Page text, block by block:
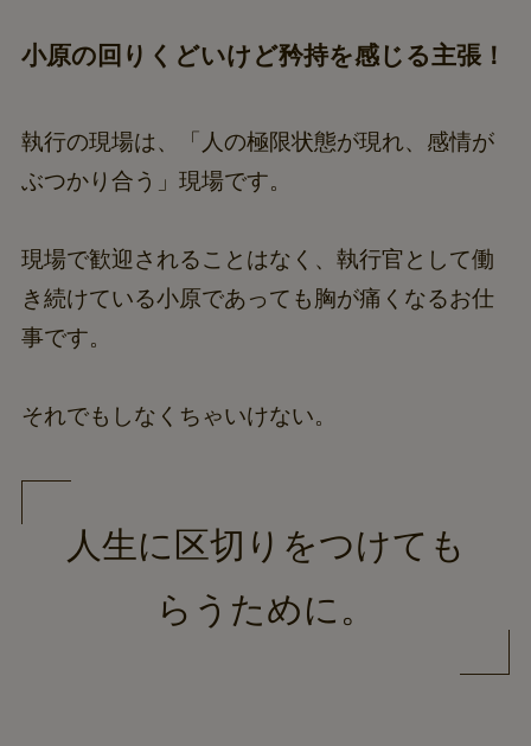
小原の回りくどいけど矜持を感じる主張！
執行の現場は、「人の極限状態が現れ、感情が
ぶつかり合う」現場です。
現場で歓迎されることはなく、執行官として働
き続けている小原であっても胸が痛くなるお仕
事です。
それでもしなくちゃいけない。
人生に区切りをつけても
らうために。